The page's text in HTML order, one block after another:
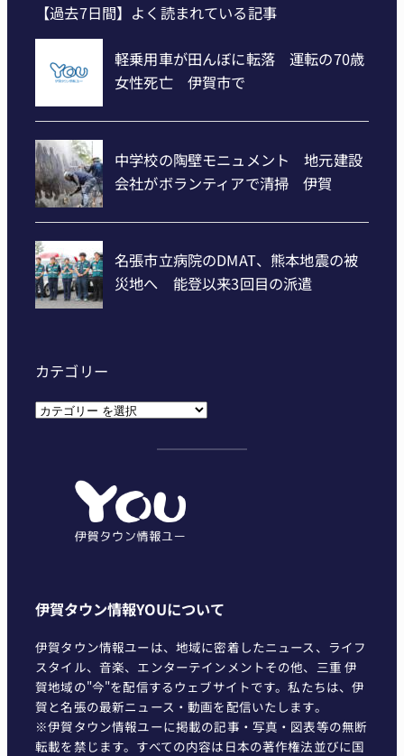
【過去7日間】よく読まれている記事
カテゴリー
カ
伊賀タウン情報YOUについて
伊賀タウン情報ユーは、地域に密着したニュース、ライフ
スタイル、音楽、エンターテインメントその他、三重 伊
賀地域の"今"を配信するウェブサイトです。私たちは、伊
賀と名張の最新ニュース・動画を配信いたします。
※伊賀タウン情報ユーに掲載の記事・写真・図表等の無断
転載を禁じます。すべての内容は日本の著作権法並びに国